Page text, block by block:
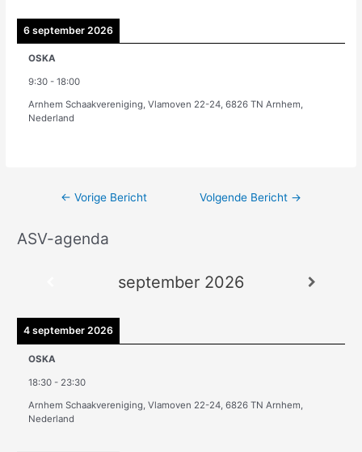
6 september 2026
OSKA
9:30 -18:00
Arnhem Schaakvereniging, Vlamoven 22-24, 6826 TN Arnhem,
Nederland
← Vorige Bericht Volgende Bericht →
ASV-agenda
september 2026
4 september 2026
OSKA
18:30 - 23:30
Arnhem Schaakvereniging, Vlamoven 22-24, 6826 TN Arnhem,
Nederland
A
e